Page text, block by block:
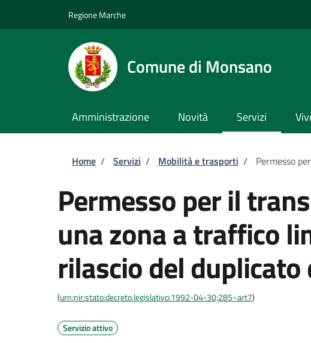
Regione Marche
Comune di Monsano
Amministrazione Novità Servizi
Briciole di pane
Home / Servizi / Mobilità e trasporti / Permesso
Permesso per il
una zona a traffico
rilascio del duplicato
(urn:nir:stato:decreto.legislativo:1992-04-30;285~art7)
Servizio attivo